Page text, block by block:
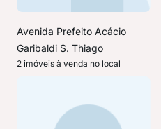
Avenida Prefeito Acácio
Garibaldi S. Thiago
2 imóveis à venda no local